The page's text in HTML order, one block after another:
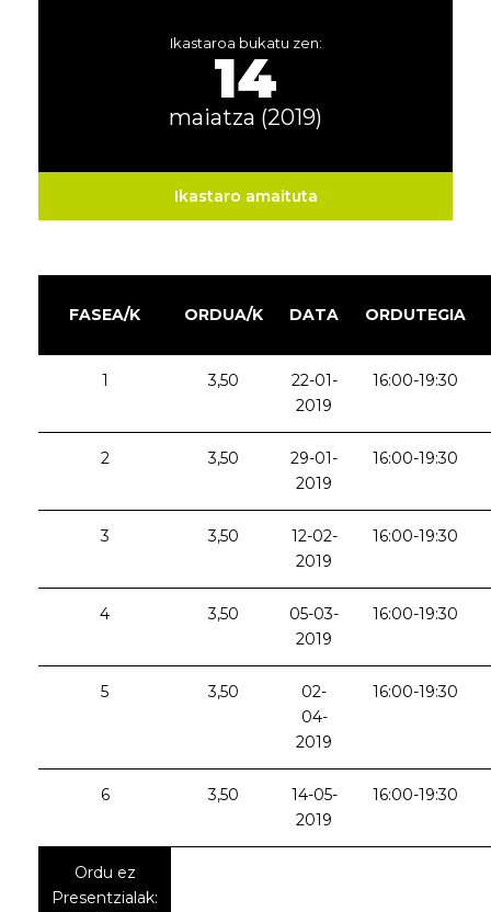
Ikastaroa bukatu zen:
14
maiatza (2019)
Ikastaro amaituta
FASEA/K ORDUA/K DATA ORDUTEGIA
1 3,50
22-01-
2019
16:00-19:30
2 3,50
29-01-
2019
16:00-19:30
3 3,50
12-02-
2019
16:00-19:30
4 3,50
05-03-
2019
16:00-19:30
5 3,50
02-
04-
2019
16:00-19:30
6 3,50
14-05-
2019
16:00-19:30
Ordu ez
Presentzialak: